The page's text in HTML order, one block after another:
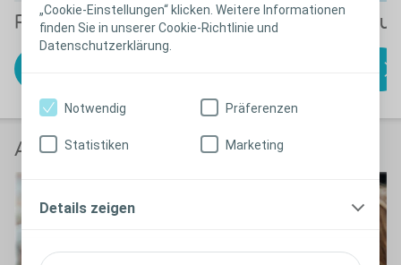
„Cookie-Einstellungen“ klicken. Weitere Informationen
finden Sie in unserer Cookie-Richtlinie und
Datenschutzerklärung.
Notwendig Präferenzen
Statistiken Marketing
Details zeigen
Produktlösungen
Anwender berichten